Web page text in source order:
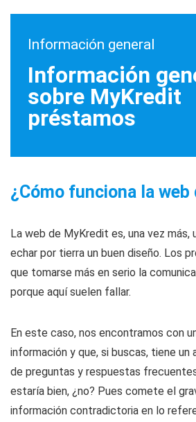
Información general
Información
sobre MyKredit
préstamos
¿Cómo funciona la
La web de MyKredit es, una vez más,
echar por tierra un buen diseño. Los
que tomarse más en serio la
porque aquí suelen fallar.
En este caso, nos encontramos con
información y que, si buscas, tiene
de preguntas y respuestas
estaría bien, ¿no? Pues comete el
información contradictoria en lo